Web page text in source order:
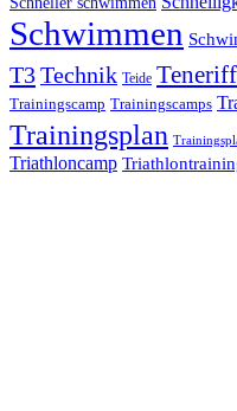
Schwimmen
T3Technik Teide
Trainingscamp Trainingscamps
Trainingsplan
Triathloncamp